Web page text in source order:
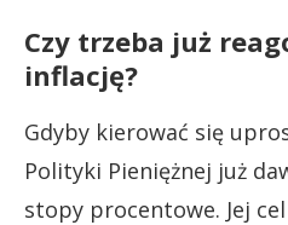
Czy trzeba już
inflację?
Gdyby kierować się
Polityki Pieniężnej już
stopy procentowe. Jej